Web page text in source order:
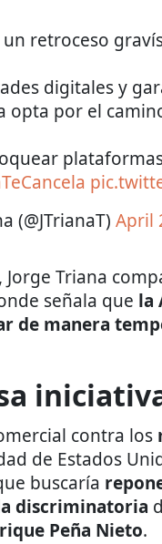
un retroceso
digitales y
opta por el
(@JTrianaT) April
Jorge Triana
señala que la
de manera
contra los
de Estados
buscaría
discriminatoria
Peña Nieto.